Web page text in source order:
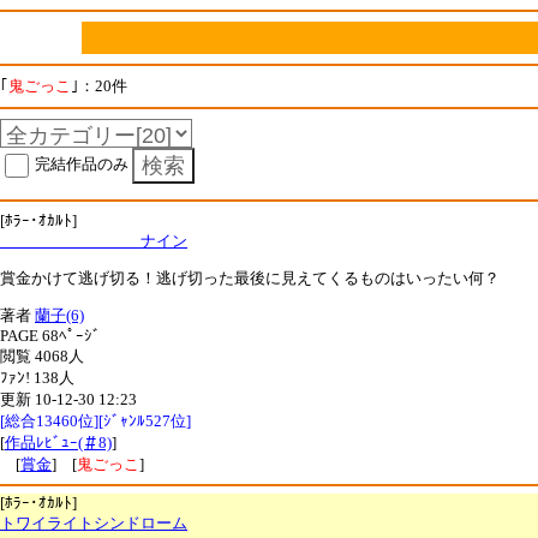
｢ 鬼ごっこ ｣：20件
完結作品のみ
[ﾎﾗｰ･ｵｶﾙﾄ]
ナイン
賞金かけて逃げ切る！逃げ切った最後に見えてくるものはいったい何？
著者 蘭子(6)
PAGE 68ﾍﾟｰｼﾞ
閲覧 4068人
ﾌｧﾝ! 138人
更新 10-12-30 12:23
[総合13460位][ｼﾞｬﾝﾙ527位]
[作品ﾚﾋﾞｭｰ(＃8)]
[賞金] [鬼ごっこ]
[ﾎﾗｰ･ｵｶﾙﾄ]
トワイライトシンドローム